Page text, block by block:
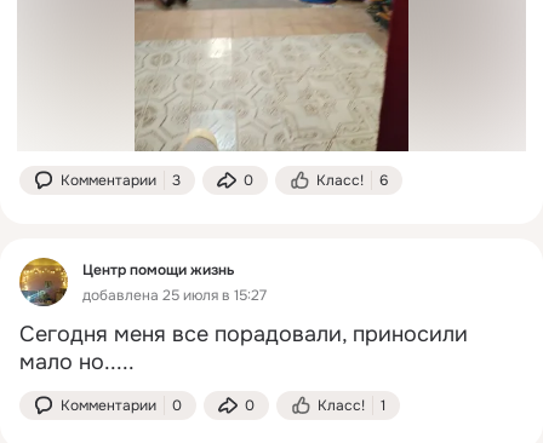
Комментарии 3 0 Класс! 6
Центр помощи жизнь
добавлена 25 июля в 15:27
Сегодня меня все порадовали, приносили
мало но.....
Комментарии 0 0 Класс! 1